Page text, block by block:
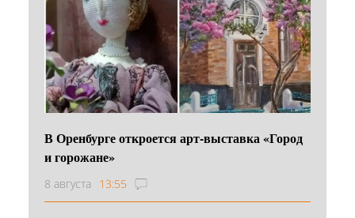
В Оренбурге откроется арт-выставка «Город
и горожане»
8 августа 13:55